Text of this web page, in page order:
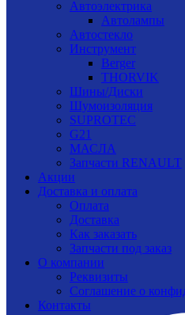
Автоэлектрика
Автолампы
Автостекло
Инструмент
Berger
THORVIK
Шины/Диски
Шумоизоляция
SUPROTEC
G21
МАСЛА
Запчасти RENAULT
Акции
Доставка и оплата
Оплата
Доставка
Как заказать
Запчасти под заказ
О компании
Реквизиты
Соглашение о
Контакты